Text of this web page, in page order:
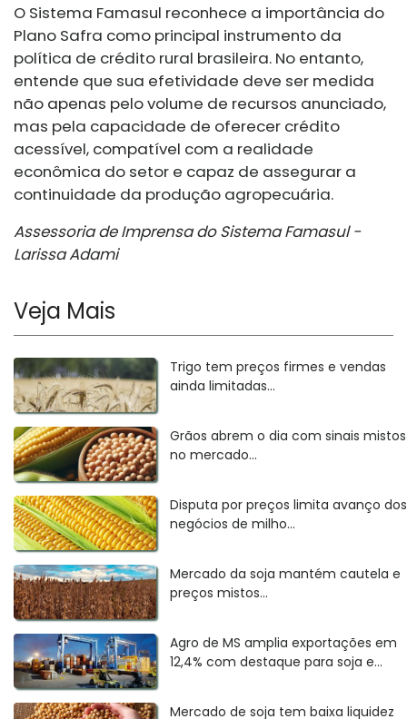
O Sistema Famasul reconhece a importância do
Plano Safra como principal instrumento da
política de crédito rural brasileira. No entanto,
entende que sua efetividade deve ser medida
não apenas pelo volume de recursos anunciado,
mas pela capacidade de oferecer crédito
acessível, compatível com a realidade
econômica do setor e capaz de assegurar a
continuidade da produção agropecuária.
Assessoria de Imprensa do Sistema Famasul -
Larissa Adami
Veja Mais
Trigo tem preços firmes e vendas
ainda limitadas...
Grãos abrem o dia com sinais mistos
no mercado...
Disputa por preços limita avanço dos
negócios de milho...
Mercado da soja mantém cautela e
preços mistos...
Agro de MS amplia exportações em
12,4% com destaque para soja e...
Mercado de soja tem baixa liquidez